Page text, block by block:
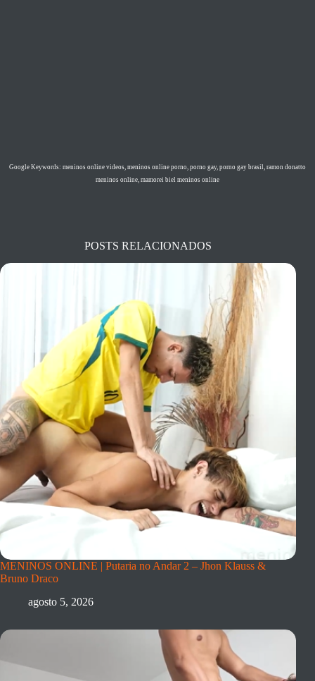
Google Keywords: meninos online videos, meninos online porno, porno gay, porno gay brasil, ramon donatto
meninos online, mamorei biel meninos online
POSTS RELACIONADOS
MENINOS ONLINE | Putaria no Andar 2 – Jhon Klauss &
Bruno Draco
agosto 5, 2026